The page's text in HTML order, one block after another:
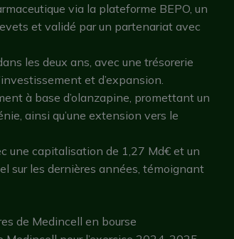
via la plateforme BEPO, un
et validé par un partenariat avec
les deux ans, avec une trésorerie
et d’expansion.
à base d’olanzapine, promettant un
ainsi qu’une extension vers le
une capitalisation de 1,27 Md€ et un
sur les dernières années, témoignant
de Medincell en bourse